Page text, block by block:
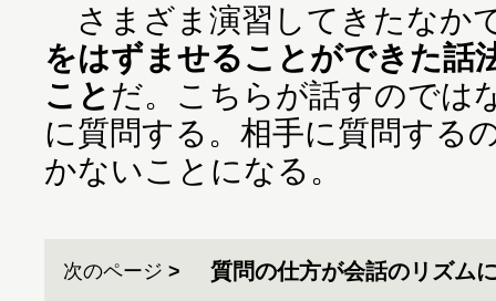
さまざま演習してきたなか
をはずませることができた話
こと だ。こちらが話すのでは
に質問する。相手に質問する
かないことになる。
次のページ 質問の仕方が会話のリズム